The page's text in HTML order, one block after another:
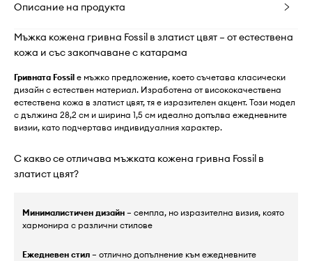
Описание на продукта
Мъжка кожена гривна Fossil в златист цвят – от естествена
кожа и със закопчаване с катарама
Гривната Fossil е мъжко предложение, което съчетава класически
дизайн с естествен материал. Изработена от висококачествена
естествена кожа в златист цвят, тя е изразителен акцент. Този модел
с дължина 28,2 см и ширина 1,5 см идеално допълва ежедневните
визии, като подчертава индивидуалния характер.
С какво се отличава мъжката кожена гривна Fossil в
златист цвят?
Минималистичен дизайн – семпла, но изразителна визия, която
хармонира с различни стилове
Ежедневен стил – отлично допълнение към ежедневните